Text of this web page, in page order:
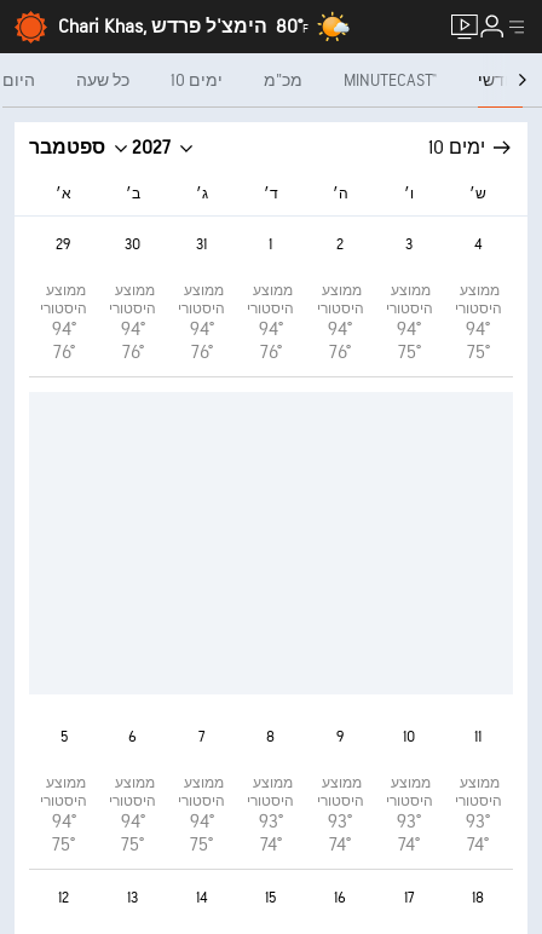
Chari Khas, הימצ'ל פרדש 80°F
היום כל שעה 10 ימים מכ"מ MINUTECAST® חודשי
ספטמבר 2027 10 ימים
א׳ ב׳ ג׳ ד׳ ה׳ ו׳ ש׳
29
היסטורי
94°
76°
30
היסטורי
94°
76°
31
היסטורי
94°
76°
1
היסטורי
94°
76°
2
ממוצע
היסטורי
94°
76°
3
ממוצע
היסטורי
94°
75°
4
ממוצע
היסטורי
94°
75°
5
היסטורי
94°
75°
6
היסטורי
94°
75°
7
היסטורי
94°
75°
8
היסטורי
93°
74°
9
ממוצע
היסטורי
93°
74°
10
ממוצע
היסטורי
93°
74°
11
ממוצע
היסטורי
93°
74°
12 13 14 15 16 17 18